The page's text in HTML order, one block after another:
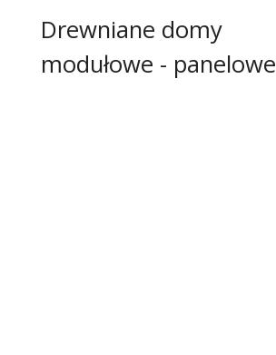
Drewniane domy
modułowe - panelowe